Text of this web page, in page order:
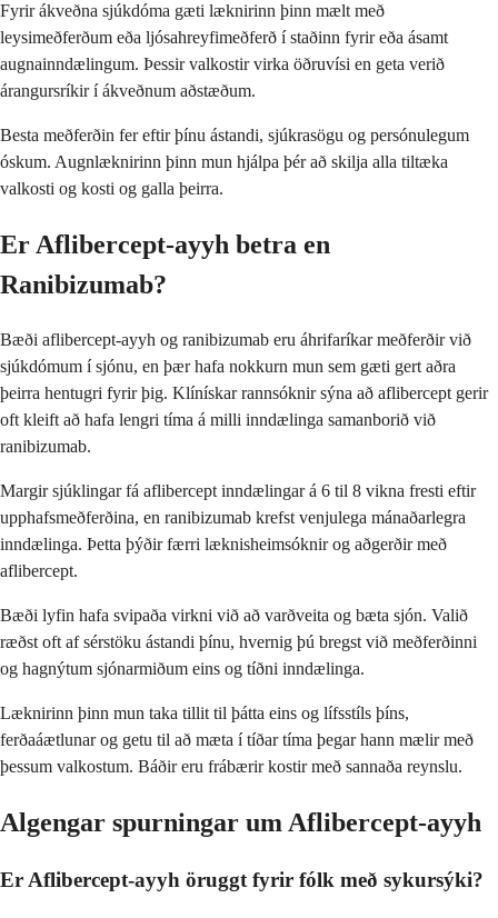
Fyrir ákveðna sjúkdóma gæti læknirinn þinn mælt með
leysimeðferðum eða ljósahreyfimeðferð í staðinn fyrir eða ásamt
augnainndælingum. Þessir valkostir virka öðruvísi en geta verið
árangursríkir í ákveðnum aðstæðum.
Besta meðferðin fer eftir þínu ástandi, sjúkrasögu og persónulegum
óskum. Augnlæknirinn þinn mun hjálpa þér að skilja alla tiltæka
valkosti og kosti og galla þeirra.
Er Aflibercept-ayyh betra en
Ranibizumab?
Bæði aflibercept-ayyh og ranibizumab eru áhrifaríkar meðferðir við
sjúkdómum í sjónu, en þær hafa nokkurn mun sem gæti gert aðra
þeirra hentugri fyrir þig. Klínískar rannsóknir sýna að aflibercept gerir
oft kleift að hafa lengri tíma á milli inndælinga samanborið við
ranibizumab.
Margir sjúklingar fá aflibercept inndælingar á 6 til 8 vikna fresti eftir
upphafsmeðferðina, en ranibizumab krefst venjulega mánaðarlegra
inndælinga. Þetta þýðir færri læknisheimsóknir og aðgerðir með
aflibercept.
Bæði lyfin hafa svipaða virkni við að varðveita og bæta sjón. Valið
ræðst oft af sérstöku ástandi þínu, hvernig þú bregst við meðferðinni
og hagnýtum sjónarmiðum eins og tíðni inndælinga.
Læknirinn þinn mun taka tillit til þátta eins og lífsstíls þíns,
ferðaáætlunar og getu til að mæta í tíðar tíma þegar hann mælir með
þessum valkostum. Báðir eru frábærir kostir með sannaða reynslu.
Algengar spurningar um Aflibercept-ayyh
Er Aflibercept-ayyh öruggt fyrir fólk með sykursýki?